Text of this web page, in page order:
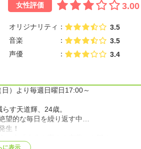
女性評価 3.00
オリジナリティ
3.5
音楽
3.5
声優 3.4
）より毎週日曜日17:00～
す天道輝、24歳。
望的な毎⽇を繰り返す中…
⽣！
に表示